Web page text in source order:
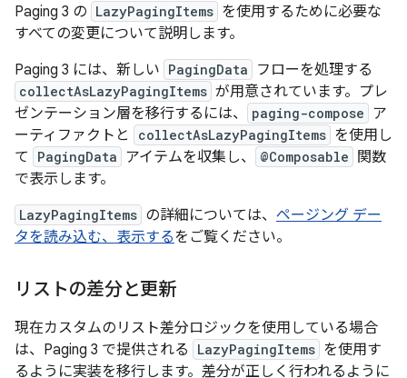
Paging 3 の LazyPagingItems を使用するために必要な
すべての変更について説明します。
Paging 3 には、新しい PagingData フローを処理する
collectAsLazyPagingItems が用意されています。プレ
ゼンテーション層を移行するには、
paging-compose ア
ーティファクトと
collectAsLazyPagingItems を使用し
て
PagingData アイテムを収集し、 @Composable
関数
で表示します。
LazyPagingItems の詳細については、 ページング デー
タを読み込む、表示するをご覧ください。
リストの差分と更新
現在カスタムのリスト差分ロジックを使用している場合
は、Paging 3 で提供される
LazyPagingItems を使用す
るように実装を移行します。差分が正しく行われるように